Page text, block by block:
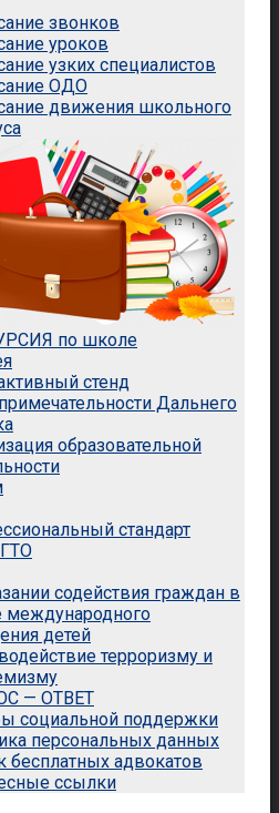
звонков
уроков
узких специалистов
ОДО
движения школьного
по школе
стенд
Дальнего
образовательной
стандарт
содействия граждан в
международного
детей
терроризму и
— ОТВЕТ
социальной поддержки
персональных данных
бесплатных адвокатов
ссылки